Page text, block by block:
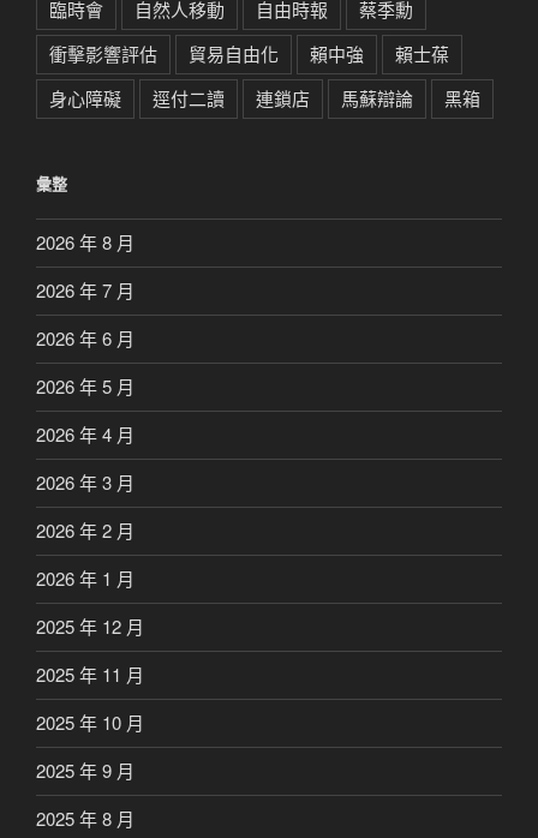
臨時會 自然人移動 自由時報
蔡季勳
衝擊影響評估
貿易自由化 賴中強
賴士葆
身心障礙
逕付二讀 連鎖店 馬蘇辯論 黑箱
彙整
2026 年 8 月
2026 年 7 月
2026 年 6 月
2026 年 5 月
2026 年 4 月
2026 年 3 月
2026 年 2 月
2026 年 1 月
2025 年 12 月
2025 年 11 月
2025 年 10 月
2025 年 9 月
2025 年 8 月